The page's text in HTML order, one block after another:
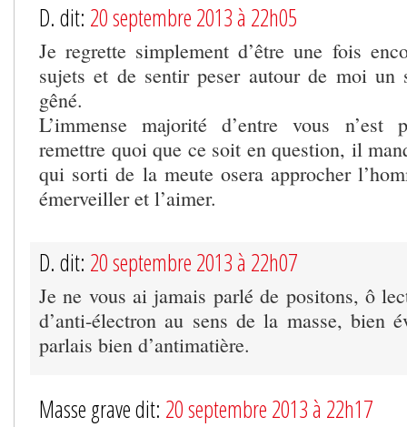
D. dit: 20 septembre 2013 à 22h05
Je regrette simplement d’être une fois
sujets et de sentir peser autour de moi un
gêné.
L’immense majorité d’entre vous n’est
remettre quoi que ce soit en question, il
qui sorti de la meute osera approcher
émerveiller et l’aimer.
D. dit: 20 septembre 2013 à 22h07
Je ne vous ai jamais parlé de positons, ô
d’anti-électron au sens de la masse, bien
parlais bien d’antimatière.
Masse grave dit: 20 septembre 2013 à 22h17